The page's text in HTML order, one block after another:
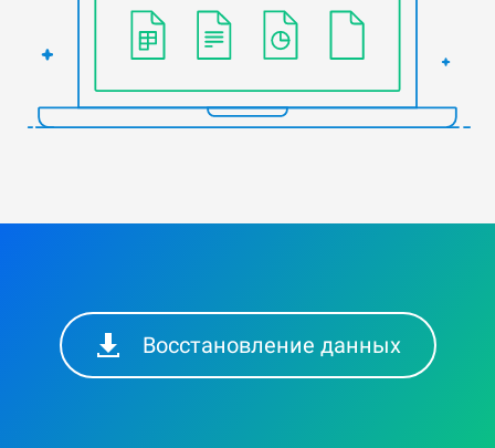
Восстановление данных